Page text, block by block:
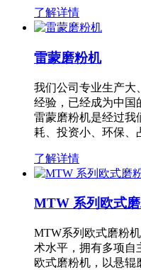
了解详情
雷蒙磨粉机
我们公司专业生产大
经验，已经成为中国
雷蒙磨粉机是经过我
耗、投资小、环保
了解详情
MTW 系列欧式
MTW系列欧式磨粉
术水平，拥有多项
欧式磨粉机，以悬辊